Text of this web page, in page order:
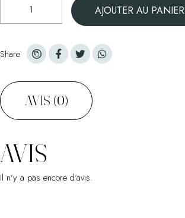
Beurre
karité
l'argan
parfumé
-
Pot
200
g
AJOUTER AU PANIER
Share
AVIS (0)
AVIS
Il n’y a pas encore d’avis.